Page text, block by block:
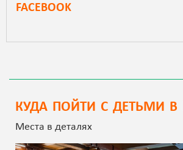
FACEBOOK
КУДА ПОЙТИ С ДЕТЬМИ В
Места в деталях